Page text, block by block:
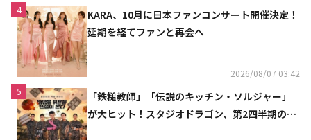
4
KARA、10月に日本ファンコンサート開催決定！
延期を経てファンと再会へ
2026/08/07 03:42
5
「鉄槌教師」「伝説のキッチン・ソルジャー」
が大ヒット！スタジオドラゴン、第2四半期の売